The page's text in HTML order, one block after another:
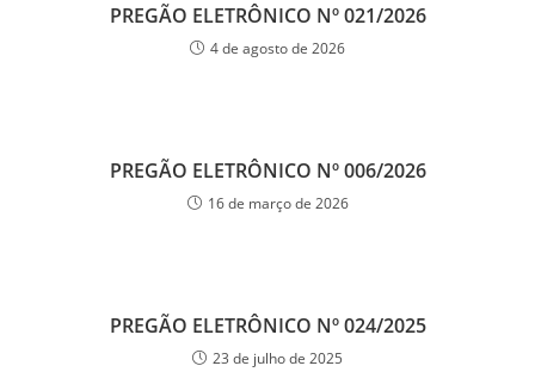
PREGÃO ELETRÔNICO Nº 021/2026
4 de agosto de 2026
PREGÃO ELETRÔNICO Nº 006/2026
16 de março de 2026
PREGÃO ELETRÔNICO Nº 024/2025
23 de julho de 2025